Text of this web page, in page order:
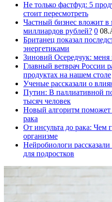
Не только фастфуд: 5
стоит пересмотреть
Частный бизнес вложит в
миллиардов рублей? 0
Британец показал
энергетиками
Зиновий Осередчук: меня
Главный ветврач России
продуктах на нашем столе
Ученые рассказали о
Путин: В паллиативной
тысяч человек
Новый алгоритм поможет
рака
От инсульта до рака: Чем
организме
Нейробиологи
для подростков